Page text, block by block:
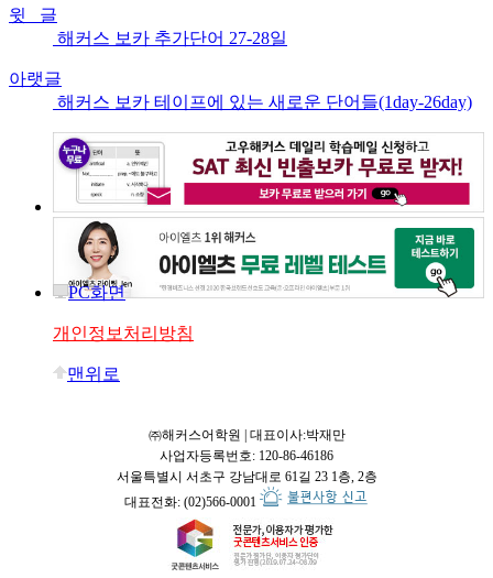
윗 글
해커스 보카 추가단어 27-28일
아랫글
해커스 보카 테이프에 있는 새로운 단어들(1day-26day)
PC화면
개인정보처리방침
맨위로
㈜해커스어학원 | 대표이사:박재만
사업자등록번호: 120-86-46186
서울특별시 서초구 강남대로 61길 23 1층, 2층
대표전화: (02)566-0001